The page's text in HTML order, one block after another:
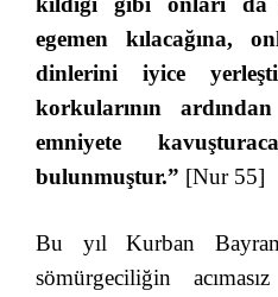
egemen kılacağına,
dinlerini iyice
korkularının
emniyete
bulunmuştur.” [Nur 55]
Bu yıl Kurban
sömürgeciliğin